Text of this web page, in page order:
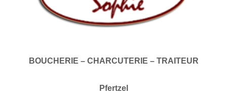
BOUCHERIE – CHARCUTERIE – TRAITEUR
Pfertzel